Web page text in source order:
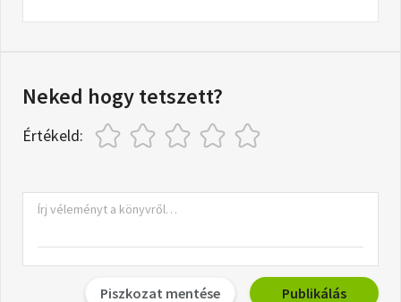
Neked hogy tetszett?
Értékeld:
Piszkozat mentése Publikálás